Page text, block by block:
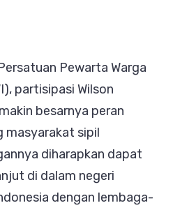
Pewarta Warga
partisipasi Wilson
besarnya peran
masyarakat sipil
diharapkan dapat
di dalam negeri
dengan lembaga-